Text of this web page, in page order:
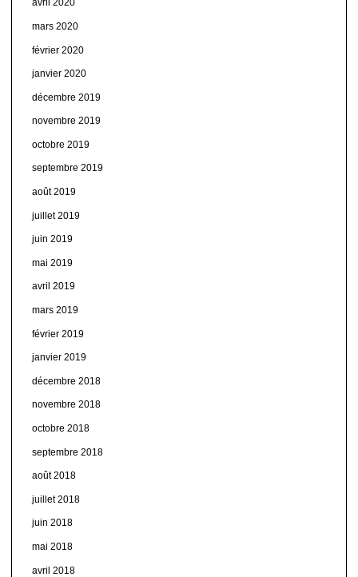
avril 2020
mars 2020
février 2020
janvier 2020
décembre 2019
novembre 2019
octobre 2019
septembre 2019
août 2019
juillet 2019
juin 2019
mai 2019
avril 2019
mars 2019
février 2019
janvier 2019
décembre 2018
novembre 2018
octobre 2018
septembre 2018
août 2018
juillet 2018
juin 2018
mai 2018
avril 2018